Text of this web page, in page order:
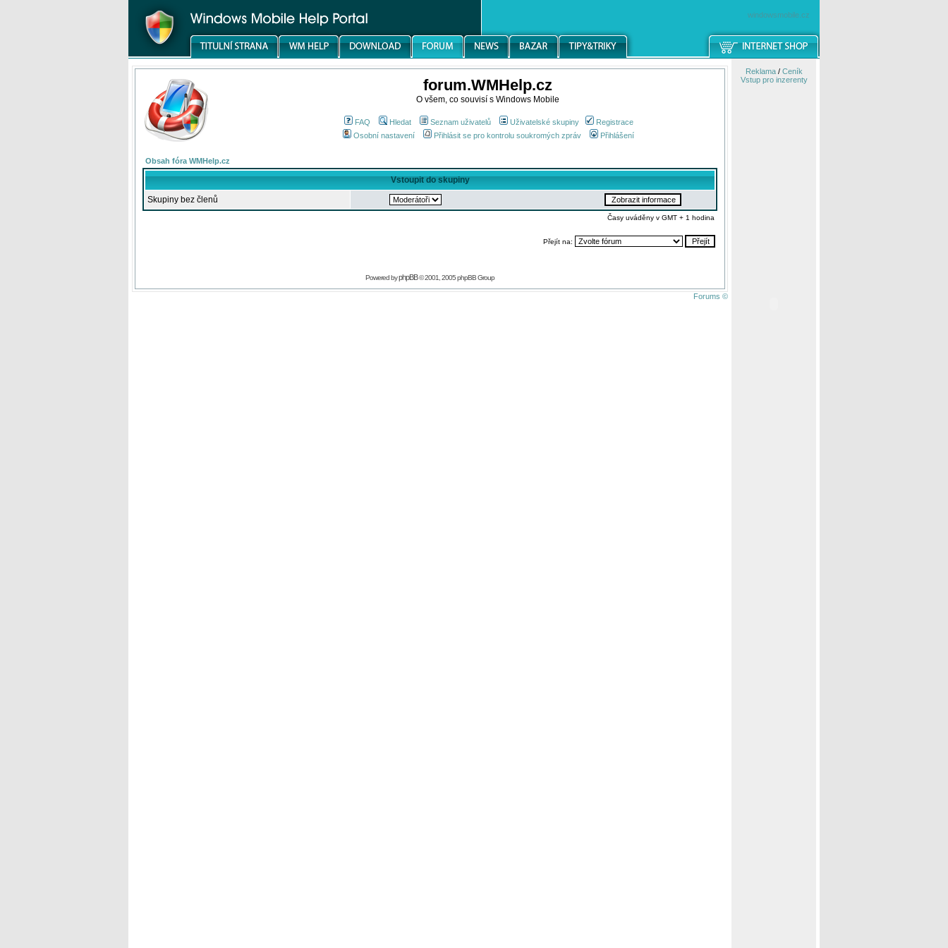
windowsmobile.cz
forum.WMHelp.cz
O všem, co souvisí s Windows Mobile
FAQ Hledat Seznam uživatelů Uživatelské skupiny
Registrace
Osobní nastavení
Přihlásit se pro kontrolu soukromých zpráv Přihlášení
Obsah fóra WMHelp.cz
Vstoupit do skupiny
Skupiny bez členů
Časy uváděny v GMT + 1 hodina
Přejít na:
Powered byphpBB© 2001, 2005 phpBB Group
Forums ©
Reklama/ Ceník
Vstup pro inzerenty